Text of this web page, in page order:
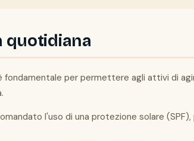
quotidiana
per permettere agli attivi di
l'uso di una protezione solare